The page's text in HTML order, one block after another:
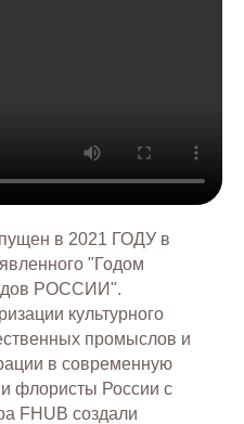
в 2021 ГОДУ в
"Годом
РОССИИ".
культурного
промыслов и
в современную
флористы России с
FHUB создали